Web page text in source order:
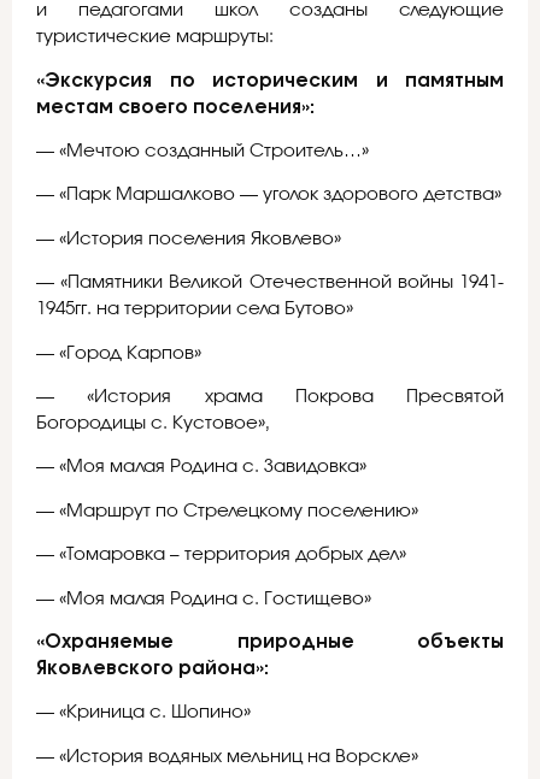
и педагогами школ созданы следующие
туристические маршруты:
«Экскурсия по историческим и памятным
местам своего поселения»:
— «Мечтою созданный Строитель…»
— «Парк Маршалково — уголок здорового детства»
— «История поселения Яковлево»
— «Памятники Великой Отечественной войны 1941-
1945гг. на территории села Бутово»
— «Город Карпов»
— «История храма Покрова Пресвятой
Богородицы с. Кустовое»,
— «Моя малая Родина с. Завидовка»
— «Маршрут по Стрелецкому поселению»
— «Томаровка – территория добрых дел»
— «Моя малая Родина с. Гостищево»
«Охраняемые природные объекты
Яковлевского района»:
— «Криница с. Шопино»
— «История водяных мельниц на Ворскле»